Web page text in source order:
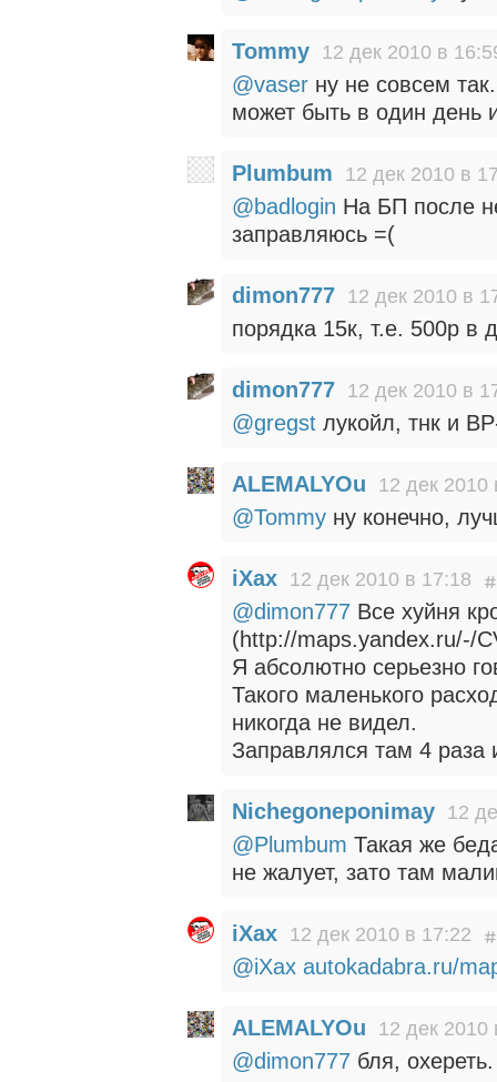
Tommy 12 дек 2010 в
@vaser ну не совсем
может быть в один день
Plumbum 12 дек 2010 в
@badlogin На БП после
заправляюсь =(
dimon777 12 дек 2010 в
порядка 15к, т.е. 500р в
dimon777 12 дек 2010 в
@gregst лукойл, тнк и
ALEMALYOu 12 дек 2010
@Tommy ну конечно,
iXax 12 дек 2010 в 17:18
@dimon777 Все хуйня
(http://maps.yandex.ru/-/
Я абсолютно серьезно
Такого маленького
никогда не видел.
Заправлялся там 4
Nichegoneponimay 12
@Plumbum Такая же
не жалует, зато там
iXax 12 дек 2010 в 17:22
@iXax autokadabra.ru/
ALEMALYOu 12 дек 2010
@dimon777 бля, охереть.